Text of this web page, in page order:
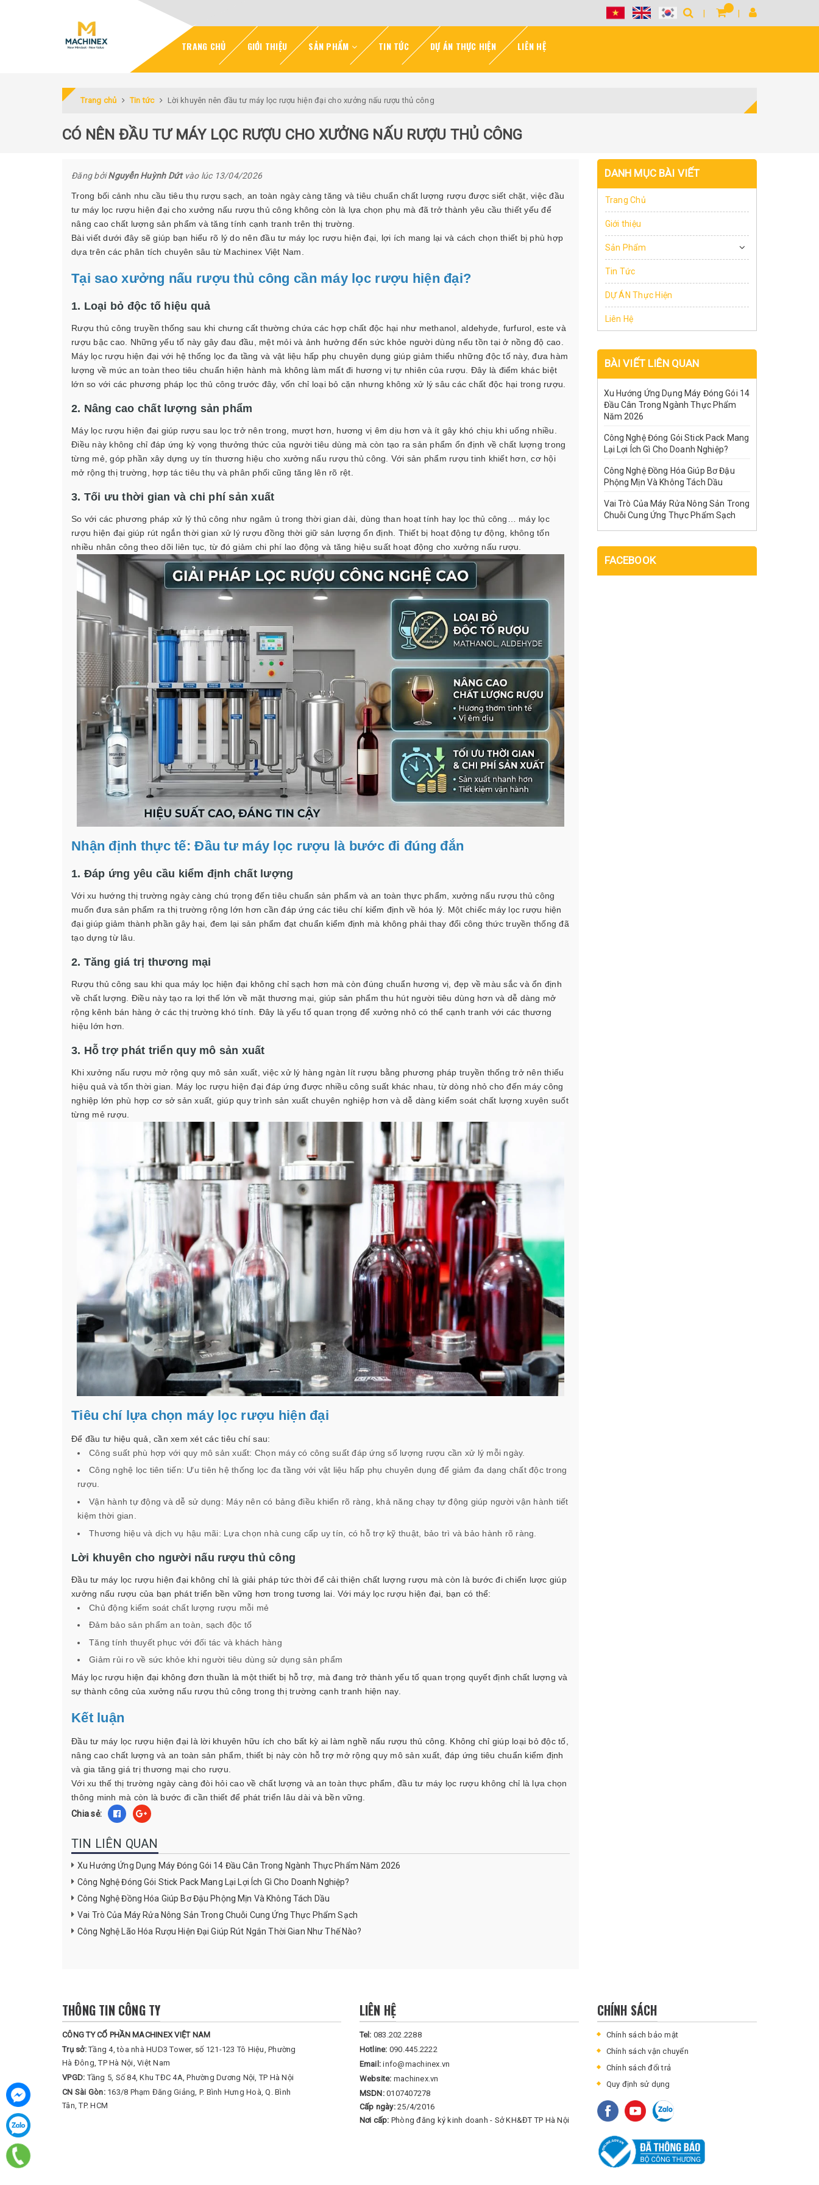
TRANG CHỦ GIỚI THIỆU SẢN PHẨM TIN TỨC DỰ ÁN THỰC HIỆN LIÊN HỆ
Trang chủ Tin tức Lời khuyên nên đầu tư máy lọc rượu hiện đại cho xưởng nấu rượu thủ công
CÓ NÊN ĐẦU TƯ MÁY LỌC RƯỢU CHO XƯỞNG NẤU RƯỢU THỦ CÔNG
Đăng bởiNguyễn Huỳnh Dứtvào lúc 13/04/2026
Trong bối cảnh nhu cầu tiêu thụ rượu sạch, an toàn ngày càng tăng và tiêu chuẩn chất lượng rượu được siết chặt, việc đầu
tư máy lọc rượu hiện đại cho xưởng nấu rượu thủ công không còn là lựa chọn phụ mà đã trở thành yêu cầu thiết yếu để
nâng cao chất lượng sản phẩm và tăng tính cạnh tranh trên thị trường.
Bài viết dưới đây sẽ giúp bạn hiểu rõ lý do nên đầu tư máy lọc rượu hiện đại, lợi ích mang lại và cách chọn thiết bị phù hợp
dựa trên các phân tích chuyên sâu từ Machinex Việt Nam.
Tại sao xưởng nấu rượu thủ công cần máy lọc rượu hiện đại?
1. Loại bỏ độc tố hiệu quả
Rượu thủ công truyền thống sau khi chưng cất thường chứa các hợp chất độc hại như methanol, aldehyde, furfurol, este và
rượu bậc cao. Những yếu tố này gây đau đầu, mệt mỏi và ảnh hưởng đến sức khỏe người dùng nếu tồn tại ở nồng độ cao.
Máy lọc rượu hiện đại với hệ thống lọc đa tầng và vật liệu hấp phụ chuyên dụng giúp giảm thiểu những độc tố này, đưa hàm
lượng về mức an toàn theo tiêu chuẩn hiện hành mà không làm mất đi hương vị tự nhiên của rượu. Đây là điểm khác biệt
lớn so với các phương pháp lọc thủ công trước đây, vốn chỉ loại bỏ cặn nhưng không xử lý sâu các chất độc hại trong rượu.
2. Nâng cao chất lượng sản phẩm
Máy lọc rượu hiện đại giúp rượu sau lọc trở nên trong, mượt hơn, hương vị êm dịu hơn và ít gây khó chịu khi uống nhiều.
Điều này không chỉ đáp ứng kỳ vọng thưởng thức của người tiêu dùng mà còn tạo ra sản phẩm ổn định về chất lượng trong
từng mẻ, góp phần xây dựng uy tín thương hiệu cho xưởng nấu rượu thủ công. Với sản phẩm rượu tinh khiết hơn, cơ hội
mở rộng thị trường, hợp tác tiêu thụ và phân phối cũng tăng lên rõ rệt.
3. Tối ưu thời gian và chi phí sản xuất
So với các phương pháp xử lý thủ công như ngâm ủ trong thời gian dài, dùng than hoạt tính hay lọc thủ công… máy lọc
rượu hiện đại giúp rút ngắn thời gian xử lý rượu đồng thời giữ sản lượng ổn định. Thiết bị hoạt động tự động, không tốn
nhiều nhân công theo dõi liên tục, từ đó giảm chi phí lao động và tăng hiệu suất hoạt động cho xưởng nấu rượu.
Nhận định thực tế: Đầu tư máy lọc rượu là bước đi đúng đắn
1. Đáp ứng yêu cầu kiểm định chất lượng
Với xu hướng thị trường ngày càng chú trọng đến tiêu chuẩn sản phẩm và an toàn thực phẩm, xưởng nấu rượu thủ công
muốn đưa sản phẩm ra thị trường rộng lớn hơn cần đáp ứng các tiêu chí kiểm định về hóa lý. Một chiếc máy lọc rượu hiện
đại giúp giảm thành phần gây hại, đem lại sản phẩm đạt chuẩn kiểm định mà không phải thay đổi công thức truyền thống đã
tạo dựng từ lâu.
2. Tăng giá trị thương mại
Rượu thủ công sau khi qua máy lọc hiện đại không chỉ sạch hơn mà còn đúng chuẩn hương vị, đẹp về màu sắc và ổn định
về chất lượng. Điều này tạo ra lợi thế lớn về mặt thương mại, giúp sản phẩm thu hút người tiêu dùng hơn và dễ dàng mở
rộng kênh bán hàng ở các thị trường khó tính. Đây là yếu tố quan trọng để xưởng nhỏ có thể cạnh tranh với các thương
hiệu lớn hơn.
3. Hỗ trợ phát triển quy mô sản xuất
Khi xưởng nấu rượu mở rộng quy mô sản xuất, việc xử lý hàng ngàn lít rượu bằng phương pháp truyền thống trở nên thiếu
hiệu quả và tốn thời gian. Máy lọc rượu hiện đại đáp ứng được nhiều công suất khác nhau, từ dòng nhỏ cho đến máy công
nghiệp lớn phù hợp cơ sở sản xuất, giúp quy trình sản xuất chuyên nghiệp hơn và dễ dàng kiểm soát chất lượng xuyên suốt
từng mẻ rượu.
Tiêu chí lựa chọn máy lọc rượu hiện đại
Để đầu tư hiệu quả, cần xem xét các tiêu chí sau:
Công suất phù hợp với quy mô sản xuất: Chọn máy có công suất đáp ứng số lượng rượu cần xử lý mỗi ngày.
Công nghệ lọc tiên tiến: Ưu tiên hệ thống lọc đa tầng với vật liệu hấp phụ chuyên dụng để giảm đa dạng chất độc trong
rượu.
Vận hành tự động và dễ sử dụng: Máy nên có bảng điều khiển rõ ràng, khả năng chạy tự động giúp người vận hành tiết
kiệm thời gian.
Thương hiệu và dịch vụ hậu mãi: Lựa chọn nhà cung cấp uy tín, có hỗ trợ kỹ thuật, bảo trì và bảo hành rõ ràng.
Lời khuyên cho người nấu rượu thủ công
Đầu tư máy lọc rượu hiện đại không chỉ là giải pháp tức thời để cải thiện chất lượng rượu mà còn là bước đi chiến lược giúp
xưởng nấu rượu của bạn phát triển bền vững hơn trong tương lai. Với máy lọc rượu hiện đại, bạn có thể:
Chủ động kiểm soát chất lượng rượu mỗi mẻ
Đảm bảo sản phẩm an toàn, sạch độc tố
Tăng tính thuyết phục với đối tác và khách hàng
Giảm rủi ro về sức khỏe khi người tiêu dùng sử dụng sản phẩm
Máy lọc rượu hiện đại không đơn thuần là một thiết bị hỗ trợ, mà đang trở thành yếu tố quan trọng quyết định chất lượng và
sự thành công của xưởng nấu rượu thủ công trong thị trường cạnh tranh hiện nay.
Kết luận
Đầu tư máy lọc rượu hiện đại là lời khuyên hữu ích cho bất kỳ ai làm nghề nấu rượu thủ công. Không chỉ giúp loại bỏ độc tố,
nâng cao chất lượng và an toàn sản phẩm, thiết bị này còn hỗ trợ mở rộng quy mô sản xuất, đáp ứng tiêu chuẩn kiểm định
và gia tăng giá trị thương mại cho rượu.
Với xu thế thị trường ngày càng đòi hỏi cao về chất lượng và an toàn thực phẩm, đầu tư máy lọc rượu không chỉ là lựa chọn
thông minh mà còn là bước đi cần thiết để phát triển lâu dài và bền vững.
Chia sẻ:
TIN LIÊN QUAN
Xu Hướng Ứng Dụng Máy Đóng Gói 14 Đầu Cân Trong Ngành Thực Phẩm Năm 2026
Công Nghệ Đóng Gói Stick Pack Mang Lại Lợi Ích Gì Cho Doanh Nghiệp?
Công Nghệ Đồng Hóa Giúp Bơ Đậu Phộng Mịn Và Không Tách Dầu
Vai Trò Của Máy Rửa Nông Sản Trong Chuỗi Cung Ứng Thực Phẩm Sạch
Công Nghệ Lão Hóa Rượu Hiện Đại Giúp Rút Ngắn Thời Gian Như Thế Nào?
DANH MỤC BÀI VIẾT
Trang Chủ
Giới thiệu
Sản Phẩm
Tin Tức
DỰ ÁN Thực Hiện
Liên Hệ
BÀI VIẾT LIÊN QUAN
Xu Hướng Ứng Dụng Máy Đóng Gói 14
Đầu Cân Trong Ngành Thực Phẩm
Năm 2026
Công Nghệ Đóng Gói Stick Pack Mang
Lại Lợi Ích Gì Cho Doanh Nghiệp?
Công Nghệ Đồng Hóa Giúp Bơ Đậu
Phộng Mịn Và Không Tách Dầu
Vai Trò Của Máy Rửa Nông Sản Trong
Chuỗi Cung Ứng Thực Phẩm Sạch
FACEBOOK
THÔNG TIN CÔNG TY
CÔNG TY CỔ PHẦN MACHINEX VIỆT NAM
Trụ sở:Tầng 4, tòa nhà HUD3 Tower, số 121-123 Tô Hiệu, Phường
Hà Đông, TP Hà Nội, Việt Nam
VPGD:Tầng 5, Số 84, Khu TĐC 4A, Phường Dương Nội, TP Hà Nội
CN Sài Gòn: 163/8 Phạm Đăng Giảng, P. Bình Hưng Hoà, Q. Bình
Tân, TP. HCM
LIÊN HỆ
Tel: 083.202.2288
Hotline: 090.445.2222
Email:info@machinex.vn
Website: machinex.vn
MSDN: 0107407278
Cấp ngày: 25/4/2016
Nơi cấp: Phòng đăng ký kinh doanh - Sở KH&ĐT TP Hà Nội
CHÍNH SÁCH
Chính sách bảo mật
Chính sách vận chuyển
Chính sách đổi trả
Quy định sử dụng